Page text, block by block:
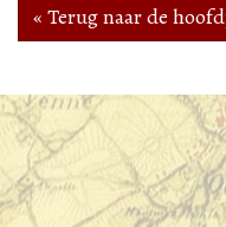
« Terug naar de